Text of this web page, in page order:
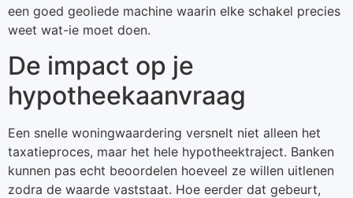
een goed geoliede machine waarin elke schakel precies
weet wat-ie moet doen.
De impact op je
hypotheekaanvraag
Een snelle woningwaardering versnelt niet alleen het
taxatieproces, maar het hele hypotheektraject. Banken
kunnen pas echt beoordelen hoeveel ze willen uitlenen
zodra de waarde vaststaat. Hoe eerder dat gebeurt,